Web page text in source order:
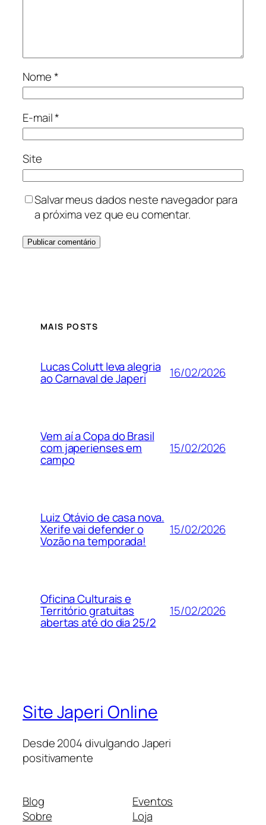
Nome*
E-mail*
Site
Salvar meus dados neste navegador para
a próxima vez que eu comentar.
MAIS POSTS
Lucas Colutt leva alegria
ao Carnaval de Japeri 16/02/2026
Vem aí a Copa do Brasil
com japerienses em
campo
15/02/2026
Luiz Otávio de casa nova.
Xerife vai defender o
Vozão na temporada!
15/02/2026
Oficina Culturais e
Território gratuitas
abertas até do dia 25/2
15/02/2026
Site Japeri Online
Desde 2004 divulgando Japeri
positivamente
Blog
Sobre
Eventos
Loja